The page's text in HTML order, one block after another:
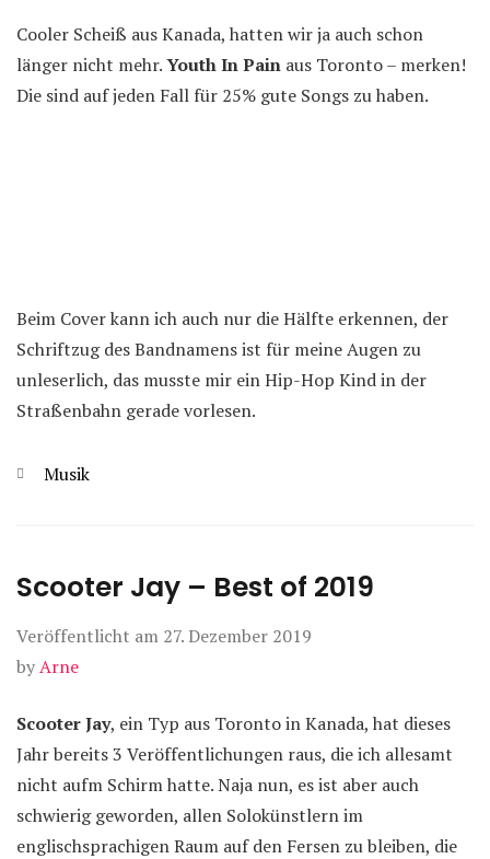
Cooler Scheiß aus Kanada, hatten wir ja auch schon
länger nicht mehr.Youth In Pain aus Toronto – merken!
Die sind auf jeden Fall für 25% gute Songs zu haben.
Beim Cover kann ich auch nur die Hälfte erkennen, der
Schriftzug des Bandnamens ist für meine Augen zu
unleserlich, das musste mir ein Hip-Hop Kind in der
Straßenbahn gerade vorlesen.
Kategorien
Musik
Scooter Jay – Best of 2019
Veröffentlicht am 27. Dezember 2019
byArne
Scooter Jay, ein Typ aus Toronto in Kanada, hat dieses
Jahr bereits 3 Veröffentlichungen raus, die ich allesamt
nicht aufm Schirm hatte. Naja nun, es ist aber auch
schwierig geworden, allen Solokünstlern im
englischsprachigen Raum auf den Fersen zu bleiben, die